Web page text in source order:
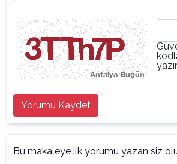
Yorumu Kaydet
Bu makaleye ilk yorumu yazan siz